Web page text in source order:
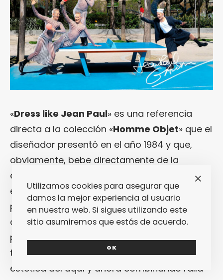
«Dress like Jean Paul» es una referencia
directa a la colección «Homme Objet» que el
diseñador presentó en el año 1984 y que,
obviamente, bebe directamente de la
estética del mundo marinero. Al fin y al cabo,
estamos hablando de una colección que no
podía entenderse sin «Querelle«, la película
de
Fassbinder… Y esto vuelve a estar
presente en la nueva colección que coge
todas aquellas locuras y las trae a la
estética del aquí y ahora combinando ralla
Utilizamos cookies para asegurar que
damos la mejor experiencia al usuario
en nuestra web. Si sigues utilizando este
sitio asumiremos que estás de acuerdo.
OK